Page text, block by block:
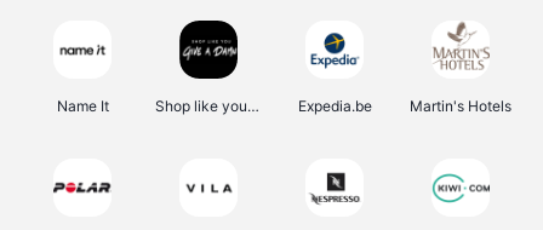
Name It Shop like you Give A Damn Expedia.be Martin's Hotels